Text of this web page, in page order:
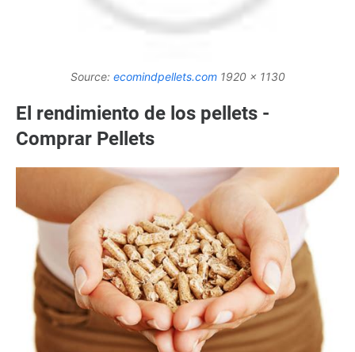
Source: ecomindpellets.com1920 x 1130
El rendimiento de los pellets -
Comprar Pellets